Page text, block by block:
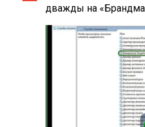
дважды на